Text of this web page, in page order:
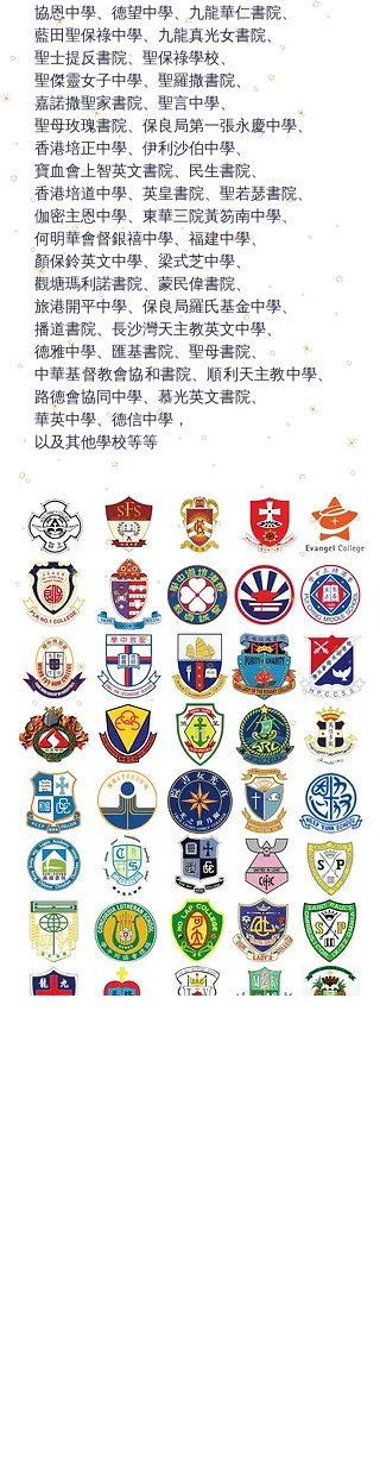
協恩中學、德望中學、九龍華仁書院、
藍田聖保祿中學、九龍真光女書院、
聖士提反書院、聖保祿學校、
聖傑靈女子中學、聖羅撒書院、
嘉諾撒聖家書院、 聖言中學、
聖母玫瑰書院、保良局第一張永慶中學、
香港培正中學、伊利沙伯中學、
寶血會上智英文書院、民生書院、
香港培道中學、英皇書院、聖若瑟書院、
伽密主恩中學、東華三院黃笏南中學、
何明華會督銀禧中學、福建中學、
顏保鈴英文中學、梁式芝中學、
觀塘瑪利諾書院、蒙民偉書院、
旅港開平中學、保良局羅氏基金中學、
播道書院、長沙灣天主教英文中學、
德雅中學、匯基書院、聖母書院、
中華基督教會協和書院、順利天主教中學、
路德會協同中學、慕光英文書院、
華英中學、德信中學，
以及其他學校等等